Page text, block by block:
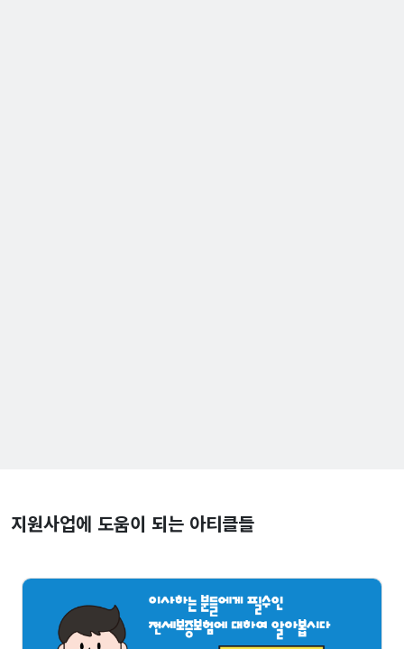
지원사업에 도움이 되는 아티클들